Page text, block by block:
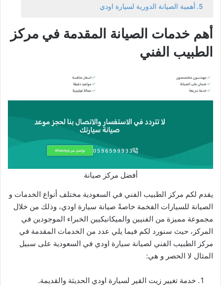
أهمية الصيانة الدورية لسيارة اودي
أهم خدمات الصيانة المقدمة في مركز
الطبيب الفني
أفضل مركز صيانة
يقدم لكم مركز الطبيب الفني في السعودية مختلف أنواع الخدمات و
الصيانة للسيارات الفخمة خاصةً صيانة سيارة اودي، وذلك من خلال
مجموعة مميزة من الفنيين والميكانيكيين الخبراء الموجودين في
المركز، حيث سنورد لكم فيما يلي عدد من الخدمات المقدمة في
مركز الطبيب الفني لصيانة سيارة اودي في السعودية على سبيل
المثال لا الحصر و هي:
خدمة تغيير زيت القير لسيارة اودي الحديثة والقديمة.